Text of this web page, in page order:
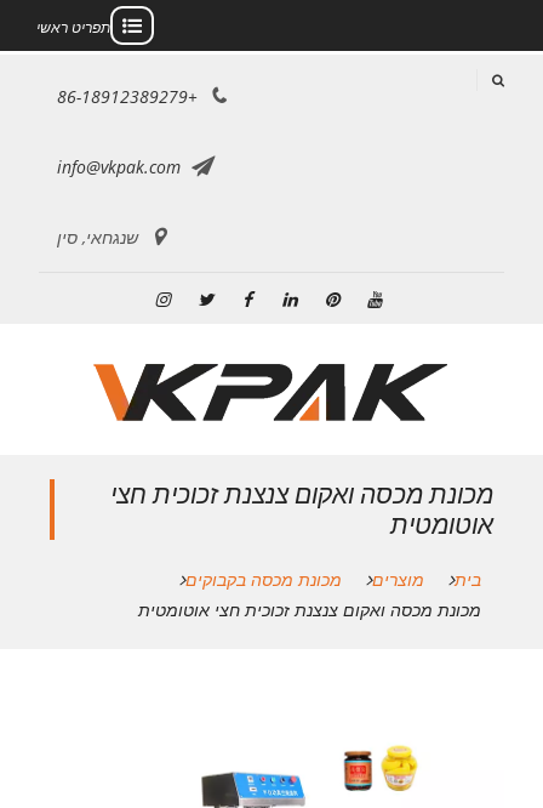
תפריט ראשי
+86-18912389279
info@vkpak.com
שנגחאי, סין
מכונת מכסה ואקום צנצנת זכוכית חצי
אוטומטית
בית מוצרים
מכונת מכסה בקבוקים
מכונת מכסה ואקום צנצנת זכוכית חצי אוטומטית